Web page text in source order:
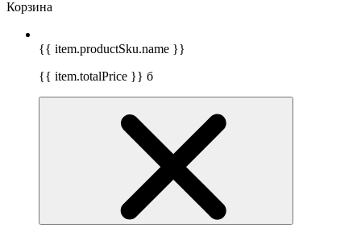
Корзина
{{ item.productSku.name }}
{{ item.totalPrice }} б